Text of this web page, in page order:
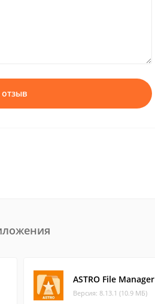
ASTRO File Manager
Версия: 8.13.1 (10.9 МБ)